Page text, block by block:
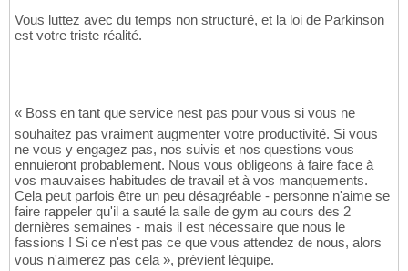
Vous luttez avec du temps non structuré, et la loi de Parkinson
est votre triste réalité.
« Boss en tant que service nest pas pour vous si vous ne
souhaitez pas vraiment augmenter votre productivité. Si vous
ne vous y engagez pas, nos suivis et nos questions vous
ennuieront probablement. Nous vous obligeons à faire face à
vos mauvaises habitudes de travail et à vos manquements.
Cela peut parfois être un peu désagréable - personne n'aime se
faire rappeler qu'il a sauté la salle de gym au cours des 2
dernières semaines - mais il est nécessaire que nous le
fassions ! Si ce n'est pas ce que vous attendez de nous, alors
vous n'aimerez pas cela », prévient léquipe.